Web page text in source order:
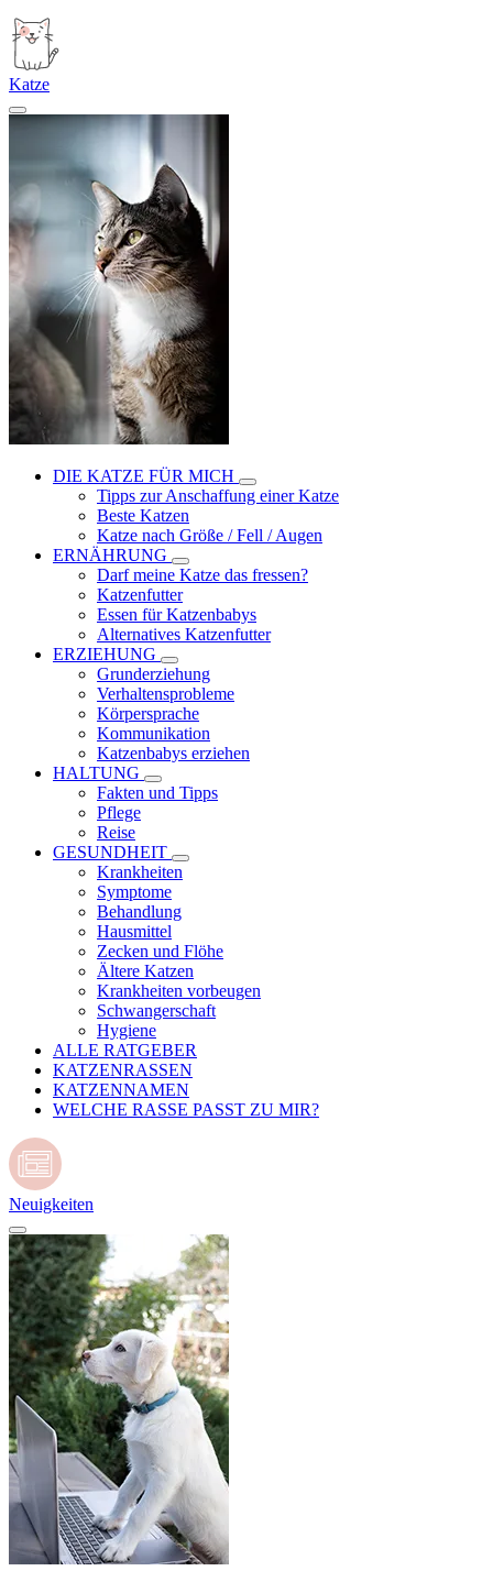
Katze
DIE KATZE FÜR MICH
Tipps zur Anschaffung einer Katze
Beste Katzen
Katze nach Größe / Fell / Augen
ERNÄHRUNG
Darf meine Katze das fressen?
Katzenfutter
Essen für Katzenbabys
Alternatives Katzenfutter
ERZIEHUNG
Grunderziehung
Verhaltensprobleme
Körpersprache
Kommunikation
Katzenbabys erziehen
HALTUNG
Fakten und Tipps
Pflege
Reise
GESUNDHEIT
Krankheiten
Symptome
Behandlung
Hausmittel
Zecken und Flöhe
Ältere Katzen
Krankheiten vorbeugen
Schwangerschaft
Hygiene
ALLE RATGEBER
KATZENRASSEN
KATZENNAMEN
WELCHE RASSE PASST ZU MIR?
Neuigkeiten